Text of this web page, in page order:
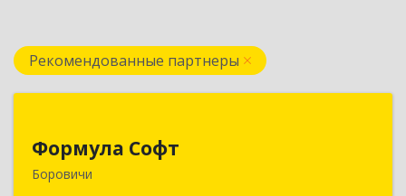
Рекомендованные партнеры
Формула Софт
Боровичи
174411, Новгородская обл, Боровичский р-н,
Боровичи г, Международная ул, дом № 6